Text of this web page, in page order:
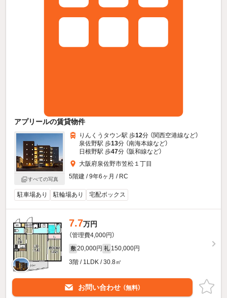
アプリールの賃貸物件
すべての写真
りんくうタウン駅 歩12分 （関西空港線など）
泉佐野駅 歩13分 （南海本線など）
日根野駅 歩47分 （阪和線など）
大阪府泉佐野市笠松１丁目
5階建 / 9年6ヶ月 / RC
駐車場あり 駐輪場あり 宅配ボックス
7.7万円
（管理費4,000円）
敷 20,000円 礼 150,000円
3階 / 1LDK / 30.8㎡
お問い合わせ （無料）